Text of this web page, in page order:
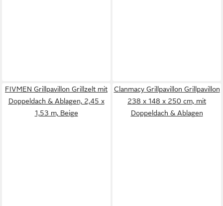
FIVMEN Grillpavillon Grillzelt mit
Doppeldach & Ablagen, 2,45 x
1,53 m, Beige
Clanmacy Grillpavillon Grillpavillon
238 x 148 x 250 cm, mit
Doppeldach & Ablagen